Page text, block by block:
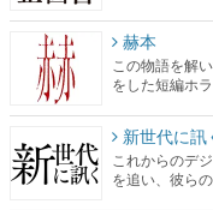
赫本
この物語を解
をした短編ホ
新世代に訊
これからのデ
を追い、彼ら